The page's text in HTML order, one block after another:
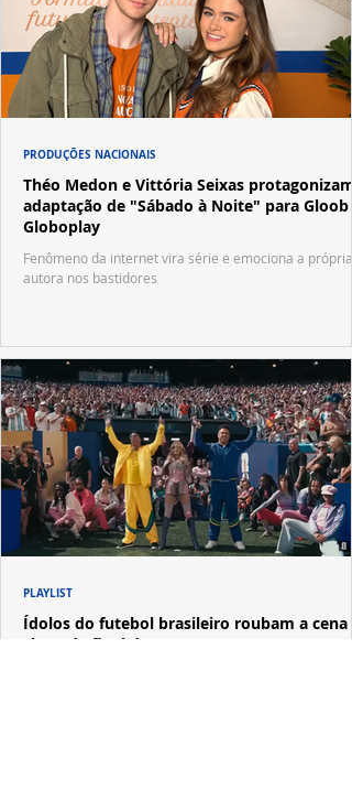
Théo Medon e Vittória Seixas protagonizam
adaptação de "Sábado à Noite" para Gloob e
Globoplay
Fenômeno da internet vira série e emociona a própria
autora nos bastidores
PRODUÇÕES NACIONAIS
Ídolos do futebol brasileiro roubam a cena
show da final da Copa
PLAYLIST